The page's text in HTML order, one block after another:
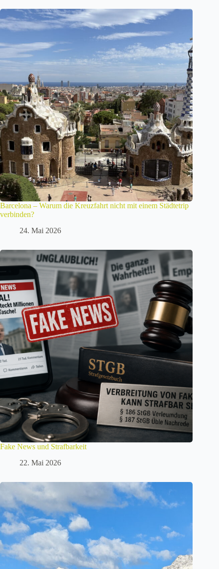
Barcelona – Warum die Kreuzfahrt nicht mit einem Städtetrip
verbinden?
24. Mai 2026
Fake News und Strafbarkeit
22. Mai 2026